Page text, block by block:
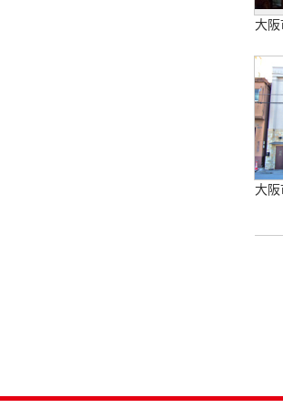
大
大